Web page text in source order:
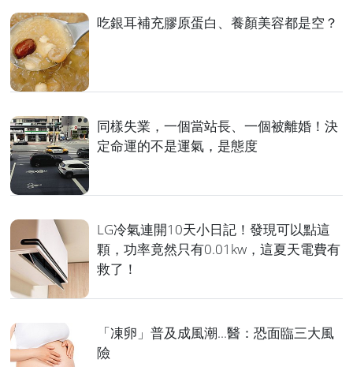
吃銀耳補充膠原蛋白、養顏美容都是空？
同樣失業，一個當站長、一個被離婚！決
定命運的不是運氣，是態度
LG冷氣連開10天小日記！發現可以點這
顆，功率竟然只有0.01kw，這夏天電費有
救了！
「凍卵」普及成風潮...醫：恐面臨三大風
險